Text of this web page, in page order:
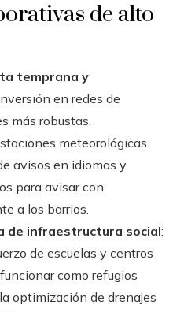
de alto
temprana y
en redes de
más robustas,
meteorológicas
avisos en idiomas y
para avisar con
a los barrios.
de infraestructura social:
de escuelas y centros
como refugios
optimización de drenajes